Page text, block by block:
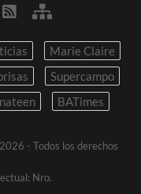
Marie Claire
Supercampo
BATimes
- Todos los derechos
Nro.